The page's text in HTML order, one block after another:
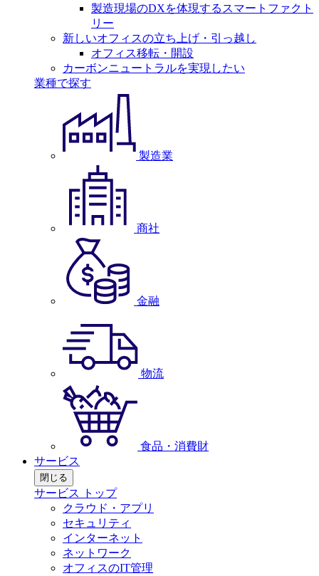
製造現場のDXを体現するスマートファクト
リー
新しいオフィスの立ち上げ・引っ越し
オフィス移転・開設
カーボンニュートラルを実現したい
業種で探す
製造業
商社
金融
物流
食品・消費財
サービス
閉じる
サービス トップ
クラウド・アプリ
セキュリティ
インターネット
ネットワーク
オフィスのIT管理